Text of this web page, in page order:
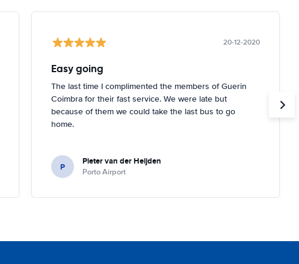
20-12-2020
Easy going
The last time I complimented the members of Guerin
Coimbra for their fast service. We were late but
because of them we could take the last bus to go
home.
P Pieter van der Heijden
Porto Airport